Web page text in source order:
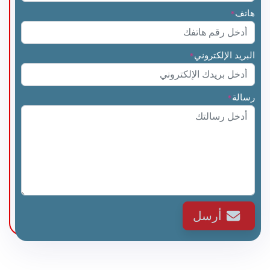
هاتف*
البريد الإلكتروني*
رسالة*
أرسل